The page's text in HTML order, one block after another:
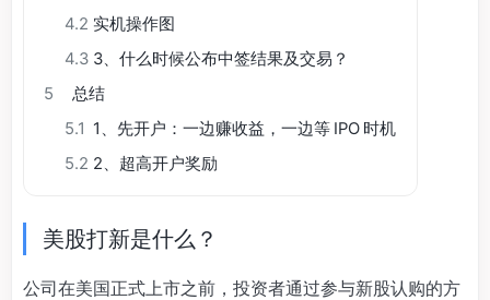
4.2 实机操作图
4.3 3、什么时候公布中签结果及交易？
5
总结
5.1 1、先开户：一边赚收益，一边等 IPO 时机
5.2 2、超高开户奖励
美股打新是什么？
公司在美国正式上市之前，投资者通过参与新股认购的方